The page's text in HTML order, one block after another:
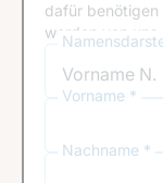
dafür benötigen
werden von
Vorname *
Nachname *